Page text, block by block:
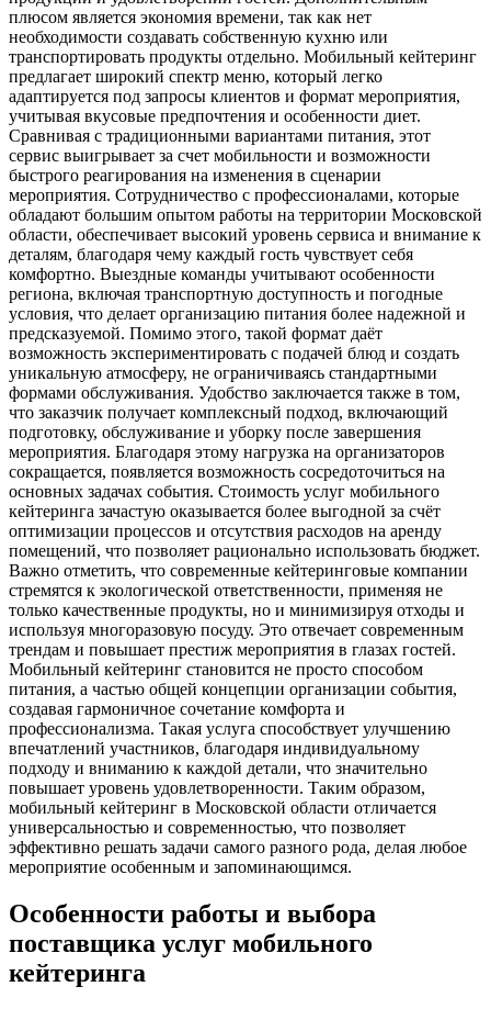
плюсом является экономия времени, так как нет
необходимости создавать собственную кухню или
транспортировать продукты отдельно. Мобильный кейтеринг
предлагает широкий спектр меню, который легко
адаптируется под запросы клиентов и формат мероприятия,
учитывая вкусовые предпочтения и особенности диет.
Сравнивая с традиционными вариантами питания, этот
сервис выигрывает за счет мобильности и возможности
быстрого реагирования на изменения в сценарии
мероприятия. Сотрудничество с профессионалами, которые
обладают большим опытом работы на территории Московской
области, обеспечивает высокий уровень сервиса и внимание к
деталям, благодаря чему каждый гость чувствует себя
комфортно. Выездные команды учитывают особенности
региона, включая транспортную доступность и погодные
условия, что делает организацию питания более надежной и
предсказуемой. Помимо этого, такой формат даёт
возможность экспериментировать с подачей блюд и создать
уникальную атмосферу, не ограничиваясь стандартными
формами обслуживания. Удобство заключается также в том,
что заказчик получает комплексный подход, включающий
подготовку, обслуживание и уборку после завершения
мероприятия. Благодаря этому нагрузка на организаторов
сокращается, появляется возможность сосредоточиться на
основных задачах события. Стоимость услуг мобильного
кейтеринга зачастую оказывается более выгодной за счёт
оптимизации процессов и отсутствия расходов на аренду
помещений, что позволяет рационально использовать бюджет.
Важно отметить, что современные кейтеринговые компании
стремятся к экологической ответственности, применяя не
только качественные продукты, но и минимизируя отходы и
используя многоразовую посуду. Это отвечает современным
трендам и повышает престиж мероприятия в глазах гостей.
Мобильный кейтеринг становится не просто способом
питания, а частью общей концепции организации события,
создавая гармоничное сочетание комфорта и
профессионализма. Такая услуга способствует улучшению
впечатлений участников, благодаря индивидуальному
подходу и вниманию к каждой детали, что значительно
повышает уровень удовлетворенности. Таким образом,
мобильный кейтеринг в Московской области отличается
универсальностью и современностью, что позволяет
эффективно решать задачи самого разного рода, делая любое
мероприятие особенным и запоминающимся.
Особенности работы и выбора
поставщика услуг мобильного
кейтеринга